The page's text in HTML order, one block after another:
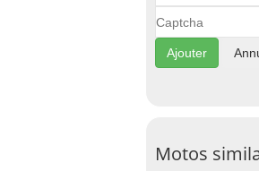
Motos